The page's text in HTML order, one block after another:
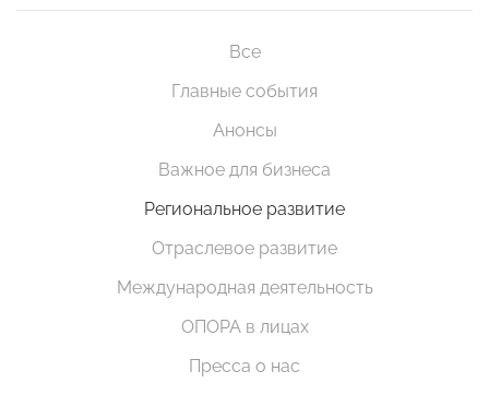
Все
Главные события
Анонсы
Важное для бизнеса
Региональное развитие
Отраслевое развитие
Международная деятельность
ОПОРА в лицах
Пресса о нас